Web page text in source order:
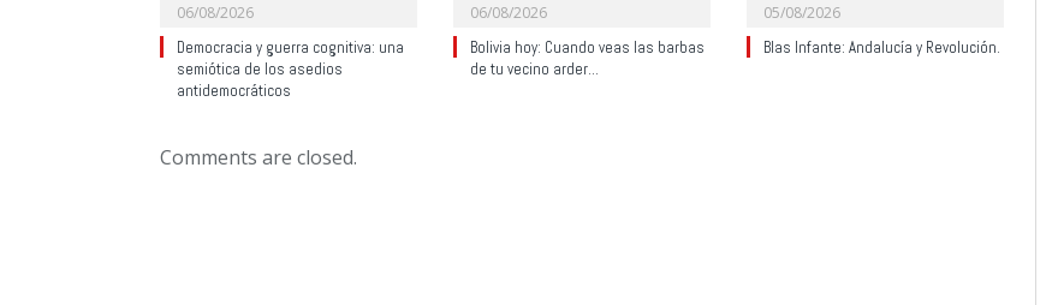
06/08/2026
Democracia y guerra cognitiva: una
semiótica de los asedios
antidemocráticos
06/08/2026
Bolivia hoy: Cuando veas las barbas
de tu vecino arder…
05/08/2026
Blas Infante: Andalucía y Revolución.
Comments are closed.